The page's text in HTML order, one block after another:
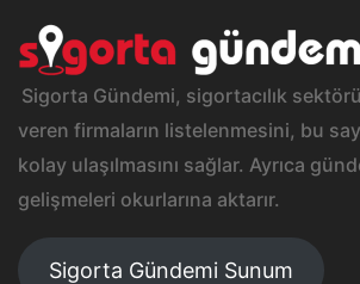
Sigorta Gündemi, sigortacılık
veren firmaların listelenmesini, bu
kolay ulaşılmasını sağlar. Ayrıca
gelişmeleri okurlarına aktarır.
Sigorta Gündemi Sunum